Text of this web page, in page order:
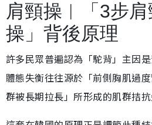
肩頸操︱「3步
操」背後原理
許多民眾普遍認為「駝背」主因
體態失衡往往源於「前側胸肌過
群被長期拉長」所形成的肌群拮抗